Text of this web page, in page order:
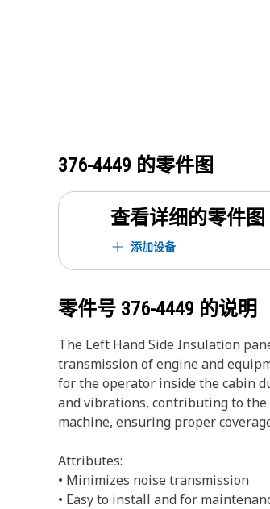
376-4449 的零件图
查看详细的零件图
添加设备
零件号 376-4449 的说明
The Left Hand Side Insulation
transmission of engine and
for the operator inside the cabin
and vibrations, contributing to
machine, ensuring proper
Attributes:
• Minimizes noise transmission
• Easy to install and for